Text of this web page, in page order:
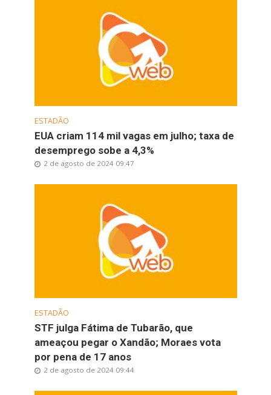
ESTADÃO
EUA criam 114 mil vagas em julho; taxa de
desemprego sobe a 4,3%
2 de agosto de 2024 09:47
ESTADÃO
STF julga Fátima de Tubarão, que
ameaçou pegar o Xandão; Moraes vota
por pena de 17 anos
2 de agosto de 2024 09:44